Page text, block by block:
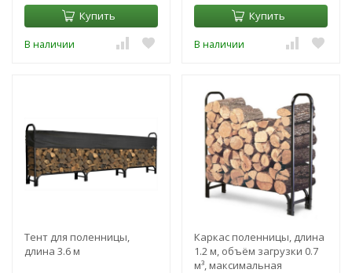
Купить
В наличии
Купить
В наличии
Тент для поленницы,
длина 3.6 м
Каркас поленницы, длина
1.2 м, объём загрузки 0.7
м³, максимальная